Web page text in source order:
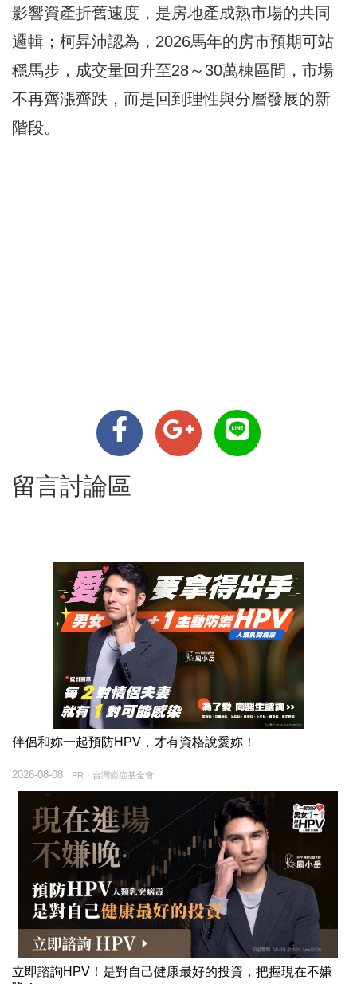
影響資產折舊速度，是房地產成熟市場的共同
邏輯；柯昇沛認為，2026馬年的房市預期可站
穩馬步，成交量回升至28～30萬棟區間，市場
不再齊漲齊跌，而是回到理性與分層發展的新
階段。
留言討論區
伴侶和妳一起預防HPV，才有資格說愛妳！
PR・台灣癌症基金會
2026-08-08
立即諮詢HPV！是對自己健康最好的投資，把握現在不嫌